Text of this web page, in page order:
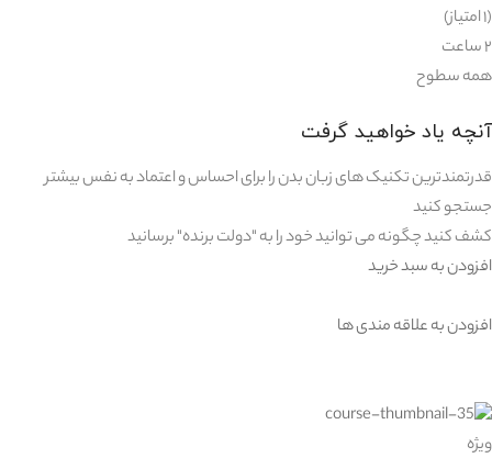
(۱ امتیاز)
۲ ساعت
همه سطوح
آنچه یاد خواهید گرفت
قدرتمندترین تکنیک های زبان بدن را برای احساس و اعتماد به نفس بیشتر
جستجو کنید
کشف کنید چگونه می توانید خود را به "دولت برنده" برسانید
افزودن به سبد خرید
افزودن به علاقه مندی ها
ویژه